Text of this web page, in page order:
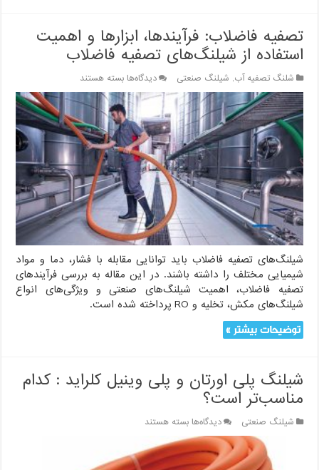
تصفیه فاضلاب: فرآیندها، ابزارها و اهمیت
استفاده از شیلنگ‌های تصفیه فاضلاب
شلنگ تصفیه آب, شیلنگ صنعتی دیدگاه‌هابرای
تصفیه
فاضلاب:
فرآیندها،
ابزارها
و
اهمیت
استفاده
از
شیلنگ‌های
فاضلاب
بسته هستند
شیلنگ‌های تصفیه فاضلاب باید توانایی مقابله با فشار، دما و مواد
شیمیایی مختلف را داشته باشند. در این مقاله به بررسی فرآیندهای
تصفیه فاضلاب، اهمیت شیلنگ‌های صنعتی و ویژگی‌های انواع
شیلنگ‌های مکش، تخلیه و RO پرداخته شده است.
توضیحات بیشتر »
شیلنگ پلی اورتان و پلی وینیل کلراید : کدام
مناسب‌تر است؟
شیلنگ صنعتی دیدگاه‌هابرای
شیلنگ
پلی
اورتان
بسته هستند